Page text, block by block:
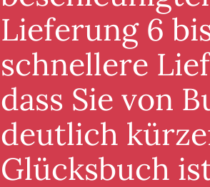
Lieferung 6
schnellere
dass Sie von
deutlich
Glücksbuch